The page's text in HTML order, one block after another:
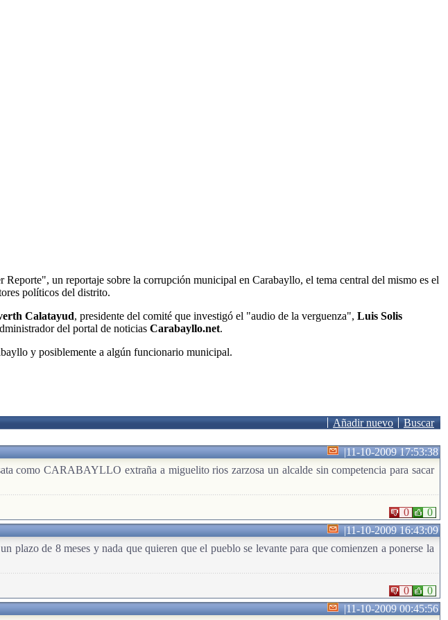
un reportaje sobre la corrupción municipal en Carabayllo, el tema central del mismo es el
políticos del distrito.
Calatayud, presidente del comité que investigó el "audio de la verguenza", Luis Solis
del portal de noticias Carabayllo.net.
y posiblemente a algún funcionario municipal.
Añadir nuevo
Buscar
|11-10-2009 17:53:38
como CARABAYLLO extraña a miguelito rios zarzosa un alcalde sin competencia para sacar
0
0
|11-10-2009 16:43:09
plazo de 8 meses y nada que quieren que el pueblo se levante para que comienzen a ponerse la
0
0
|11-10-2009 00:45:56